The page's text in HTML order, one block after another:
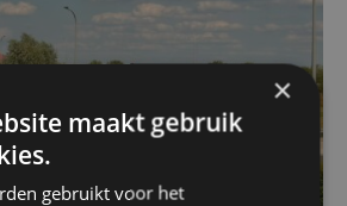
×
maakt gebruik
gebruikt voor het